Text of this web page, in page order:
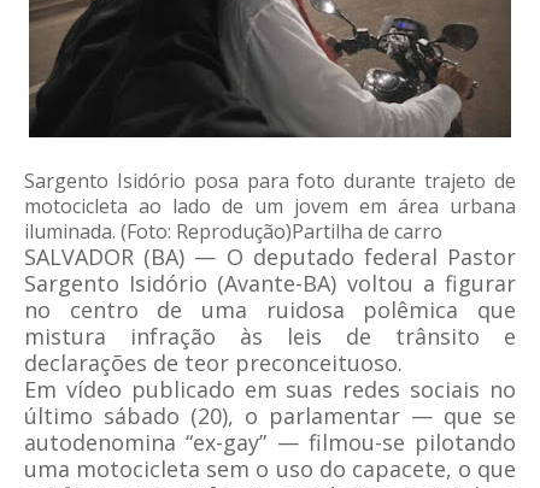
Sargento Isidório posa para foto durante trajeto de
motocicleta ao lado de um jovem em área urbana
iluminada. (Foto: Reprodução)Partilha de carro
SALVADOR (BA) — O deputado federal Pastor
Sargento Isidório (Avante-BA) voltou a figurar
no centro de uma ruidosa polêmica que
mistura infração às leis de trânsito e
declarações de teor preconceituoso.
Em vídeo publicado em suas redes sociais no
último sábado (20), o parlamentar — que se
autodenomina “ex-gay” — filmou-se pilotando
uma motocicleta sem o uso do capacete, o que